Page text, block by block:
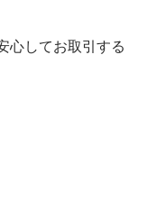
心してお取引する